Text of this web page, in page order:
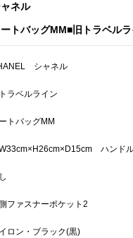
ネル
トバッグMM■旧トラベル
シャネル
トラベルライン
トバッグMM
ハンド
ファスナーポケット2
ロン・ブラック(黒)